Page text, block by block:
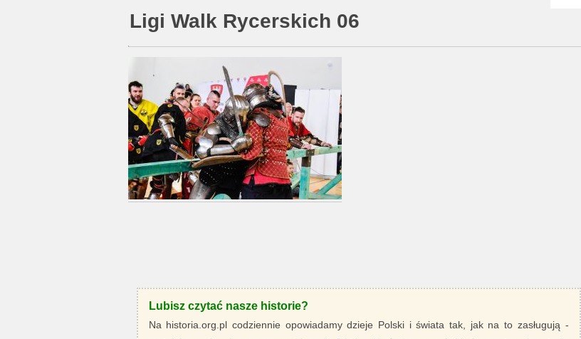
Ligi Walk Rycerskich 06
Lubisz czytać nasze historie?
Na historia.org.pl codziennie opowiadamy dzieje Polski i świata tak, jak na to zasługują -